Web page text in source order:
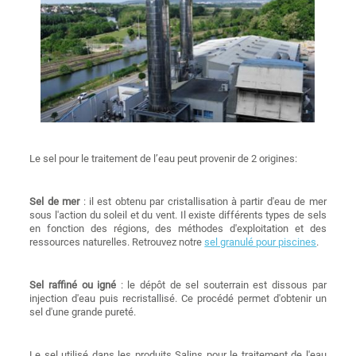
Le sel pour le traitement de l’eau peut provenir de 2 origines:
Sel de mer: il est obtenu par cristallisation à partir d'eau de mer
sous l'action du soleil et du vent. Il existe différents types de sels
en fonction des régions, des méthodes d'exploitation et des
ressources naturelles. Retrouvez notresel granulé pour piscines.
Sel raffiné ou igné : le dépôt de sel souterrain est dissous par
injection d'eau puis recristallisé. Ce procédé permet d'obtenir un
sel d'une grande pureté.